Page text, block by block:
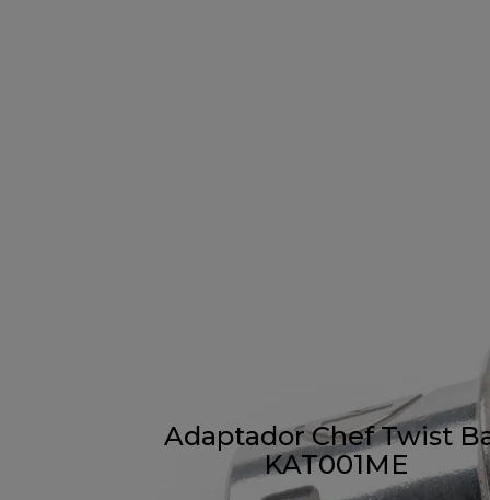
Adaptador Chef Twist
KAT001ME